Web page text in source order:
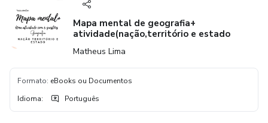
Mapa mental de geografia+
atividade(nação,território e estado
Matheus Lima
Formato: eBooks ou Documentos
Idioma: Português